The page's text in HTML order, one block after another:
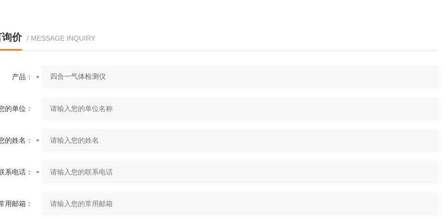
价 / MESSAGE INQUIRY
产品：
的单位：
的姓名：
系电话：
用邮箱：